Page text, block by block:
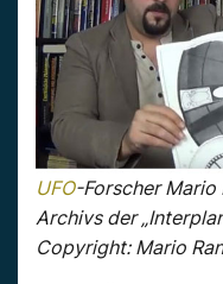
UFO-Forscher Mario
Archivs der
Copyright: Mario